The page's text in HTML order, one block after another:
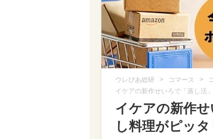
ウレぴあ総研 > コマース >
イケアの新作せいろで「蒸し活
イケアの新作
し料理がピッ